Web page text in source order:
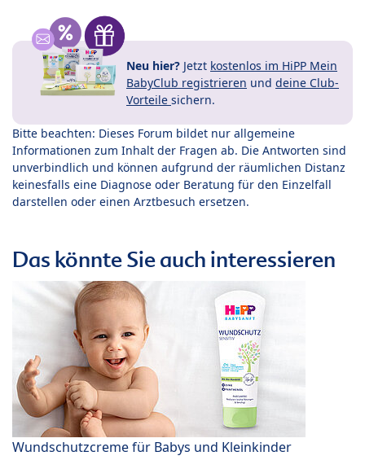
Neu hier? Jetzt kostenlos im HiPP Mein
BabyClub registrieren und deine Club-
Vorteile sichern.
Bitte beachten: Dieses Forum bildet nur allgemeine
Informationen zum Inhalt der Fragen ab. Die Antworten sind
unverbindlich und können aufgrund der räumlichen Distanz
keinesfalls eine Diagnose oder Beratung für den Einzelfall
darstellen oder einen Arztbesuch ersetzen.
Das könnte Sie auch interessieren
Wundschutzcreme für Babys und Kleinkinder